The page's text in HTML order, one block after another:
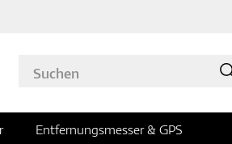
Entfernungsmesser & GPS